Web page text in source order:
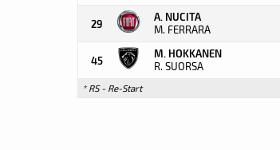
29
A. NUCITA
M. FERRARA
45
M. HOKKANEN
R. SUORSA
* RS - Re-Start